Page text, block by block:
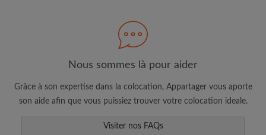
Consultez les chambres et les profils des
Sauvegardez vos recherches
annonce correspondant à vos critères
Faites vos demandes de visites
Faites part aux propriétaires et aux
Nous sommes là pour aider
Grâce à son expertise dans la colocation, Appartager vous aporte
son aide afin que vous puissiez trouver votre colocation ideale.
Visiter nos FAQs